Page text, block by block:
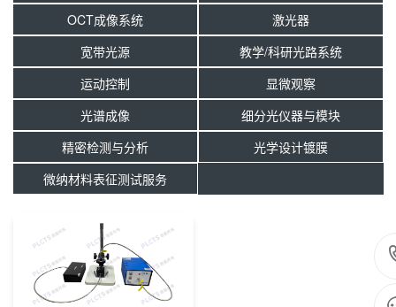
OCT成像系统
激光器
宽带光源
教学/科研光路系统
运动控制
显微观察
光谱成像
细分光仪器与模块
精密检测与分析
光学设计镀膜
微纳材料表征测试服务